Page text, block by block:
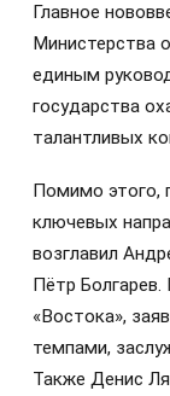
Главное
Министерства
единым
государства
талантливых
Помимо этого,
ключевых
возглавил
Пётр
«Востока»,
темпами,
Также Денис